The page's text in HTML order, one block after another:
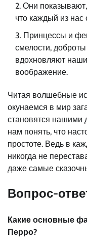
Они
что каждый из нас
Принцессы и
смелости,
вдохновляют
воображение.
Читая волшебные
окунаемся в мир
становятся нашими
нам понять, что
простоте. Ведь в
никогда не
даже самые
Вопрос-
Какие основные
Перро?